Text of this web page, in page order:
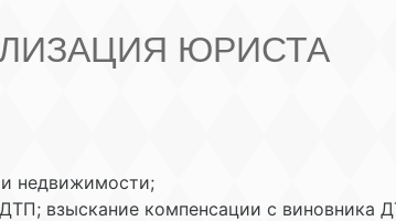
ЮРИСТА
недвижимости;
взыскание компенсации с виновника